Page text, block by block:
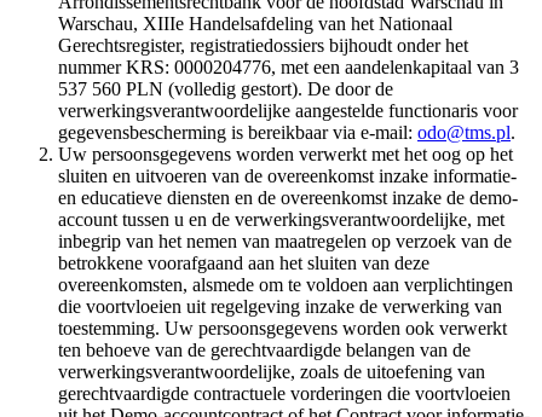
Warschau, XIIIe Handelsafdeling van het Nationaal
Gerechtsregister, registratiedossiers bijhoudt onder het
nummer KRS: 0000204776, met een aandelenkapitaal van 3
537 560 PLN (volledig gestort). De door de
verwerkingsverantwoordelijke aangestelde functionaris voor
gegevensbescherming is bereikbaar via e-mail: odo@tms.pl.
Uw persoonsgegevens worden verwerkt met het oog op het
sluiten en uitvoeren van de overeenkomst inzake informatie-
en educatieve diensten en de overeenkomst inzake de demo-
account tussen u en de verwerkingsverantwoordelijke, met
inbegrip van het nemen van maatregelen op verzoek van de
betrokkene voorafgaand aan het sluiten van deze
overeenkomsten, alsmede om te voldoen aan verplichtingen
die voortvloeien uit regelgeving inzake de verwerking van
toestemming. Uw persoonsgegevens worden ook verwerkt
ten behoeve van de gerechtvaardigde belangen van de
verwerkingsverantwoordelijke, zoals de uitoefening van
gerechtvaardigde contractuele vorderingen die voortvloeien